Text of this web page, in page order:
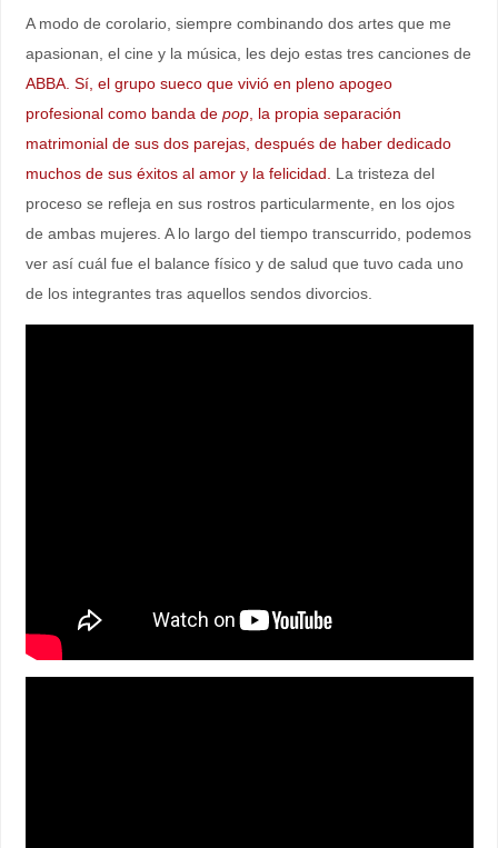
A modo de corolario, siempre combinando dos artes que me
apasionan, el cine y la música, les dejo estas tres canciones de
ABBA. Sí, el grupo sueco que vivió en pleno apogeo
profesional como banda de pop, la propia separación
matrimonial de sus dos parejas, después de haber dedicado
muchos de sus éxitos al amor y la felicidad.
La tristeza del
proceso se refleja en sus rostros particularmente, en los ojos
de ambas mujeres. A lo largo del tiempo transcurrido, podemos
ver así cuál fue el balance físico y de salud que tuvo cada uno
de los integrantes tras aquellos sendos divorcios.